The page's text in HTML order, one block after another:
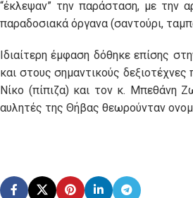
“έκλεψαν” την παράσταση, με την
παραδοσιακά όργανα (σαντούρι,
Ιδιαίτερη έμφαση δόθηκε επίσης
και στους σημαντικούς
Νίκο (πίπιζα) και τον κ. Μπεθάνη
αυλητές της Θήβας θεωρούνταν